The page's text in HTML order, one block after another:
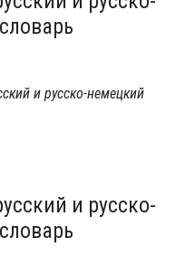
и русско-немецкий
и русско-